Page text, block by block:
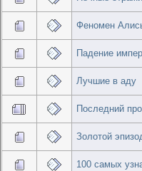
Феномен
Падение
Лучшие в аду
Последний
Золотой
100 самых